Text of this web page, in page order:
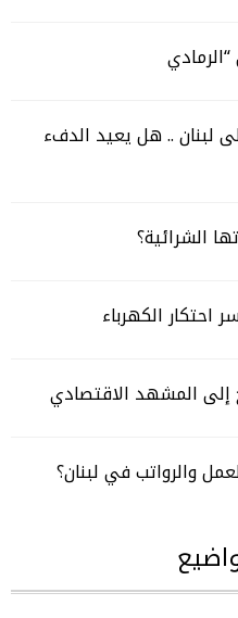
لبنان .. هل يعيد الدفء
الشرائية؟
احتكار الكهرباء
إلى المشهد الاقتصادي
والرواتب في لبنان؟